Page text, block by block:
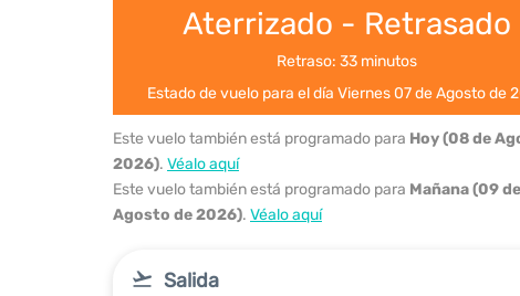
Aterrizado - Retrasado
Retraso: 33 minutos
Estado de vuelo para el día Viernes 07 de Agosto de
Este vuelo también está programado para Hoy (08 de
2026). Véalo aquí
Este vuelo también está programado para Mañana (09 de
Agosto de 2026). Véalo aquí
Salida